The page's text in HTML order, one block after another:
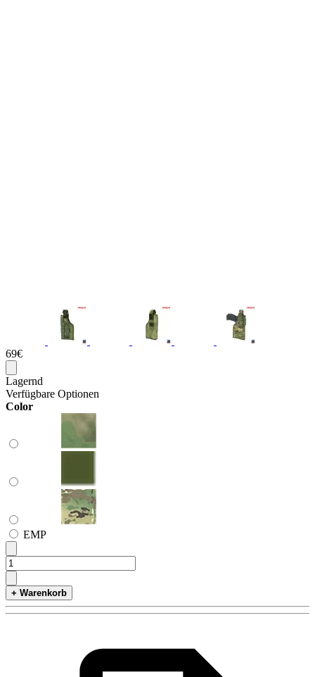
69€
Lagernd
Verfügbare Optionen
Color
ЕМР
+ Warenkorb